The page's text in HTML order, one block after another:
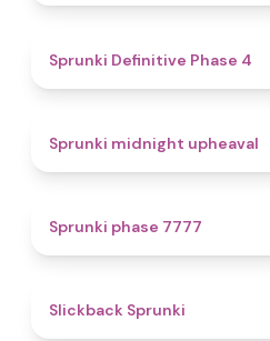
Sprunki Definitive Phase 4
Sprunki midnight upheaval
Sprunki phase 7777
Slickback Sprunki